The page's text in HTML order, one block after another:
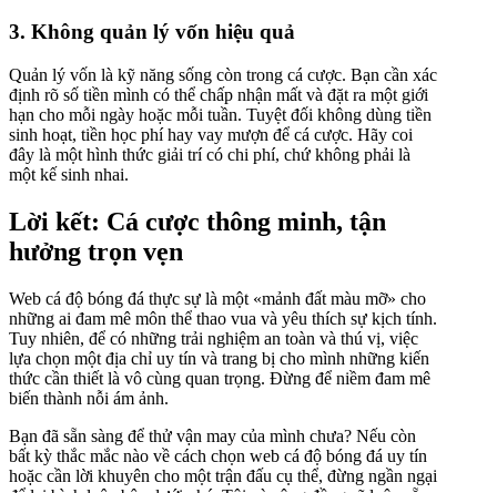
3. Không quản lý vốn hiệu quả
Quản lý vốn là kỹ năng sống còn trong cá cược. Bạn cần xác
định rõ số tiền mình có thể chấp nhận mất và đặt ra một giới
hạn cho mỗi ngày hoặc mỗi tuần. Tuyệt đối không dùng tiền
sinh hoạt, tiền học phí hay vay mượn để cá cược. Hãy coi
đây là một hình thức giải trí có chi phí, chứ không phải là
một kế sinh nhai.
Lời kết: Cá cược thông minh, tận
hưởng trọn vẹn
Web cá độ bóng đá thực sự là một «mảnh đất màu mỡ» cho
những ai đam mê môn thể thao vua và yêu thích sự kịch tính.
Tuy nhiên, để có những trải nghiệm an toàn và thú vị, việc
lựa chọn một địa chỉ uy tín và trang bị cho mình những kiến
thức cần thiết là vô cùng quan trọng. Đừng để niềm đam mê
biến thành nỗi ám ảnh.
Bạn đã sẵn sàng để thử vận may của mình chưa? Nếu còn
bất kỳ thắc mắc nào về cách chọn web cá độ bóng đá uy tín
hoặc cần lời khuyên cho một trận đấu cụ thể, đừng ngần ngại